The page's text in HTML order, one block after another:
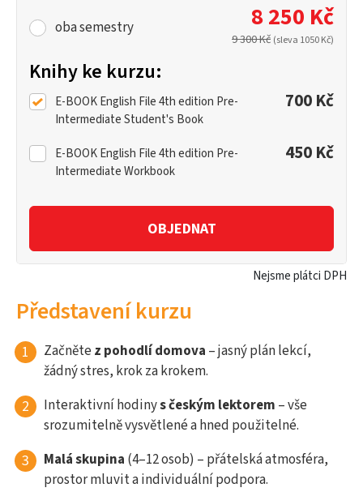
oba semestry 8 250 Kč
9 300 Kč (sleva 1050 Kč)
Knihy ke kurzu:
E-BOOK English File 4th edition Pre-
Intermediate Student's Book
700 Kč
E-BOOK English File 4th edition Pre-
Intermediate Workbook
450 Kč
OBJEDNAT
Nejsme plátci DPH
Představení kurzu
Začnětez pohodlí domova – jasný plán lekcí,
žádný stres, krok za krokem.
Interaktivní hodinys českým lektorem – vše
srozumitelně vysvětlené a hned použitelné.
Malá skupina (4–12 osob) – přátelská atmosféra,
prostor mluvit a individuální podpora.